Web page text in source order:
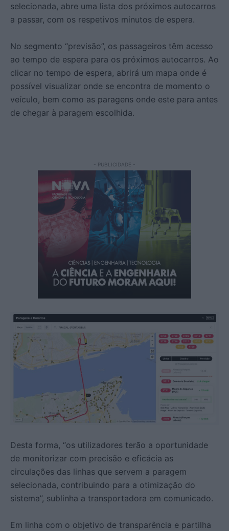
selecionada, abre uma lista dos próximos autocarros
a passar, com os respetivos minutos de espera.
No segmento “previsão”, os passageiros têm acesso
ao tempo de espera para os próximos autocarros. Ao
clicar no tempo de espera, abrirá um mapa onde é
possível visualizar onde se encontra de momento o
veículo, bem como as paragens onde este para antes
de chegar à paragem escolhida.
- PUBLICIDADE -
Desta forma, “os utilizadores terão a oportunidade
de monitorizar com precisão e eficácia as
circulações das linhas que servem a paragem
selecionada, contribuindo para a otimização do
sistema”, sublinha a transportadora em comunicado.
Em linha com o objetivo de transparência e partilha